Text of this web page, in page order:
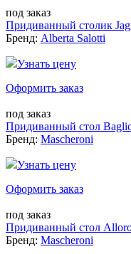
под заказ
Придиванный столик
Бренд: Alberta Salotti
Узнать цену
Оформить заказ
под заказ
Придиванный стол
Бренд: Mascheroni
Узнать цену
Оформить заказ
под заказ
Придиванный стол
Бренд: Mascheroni